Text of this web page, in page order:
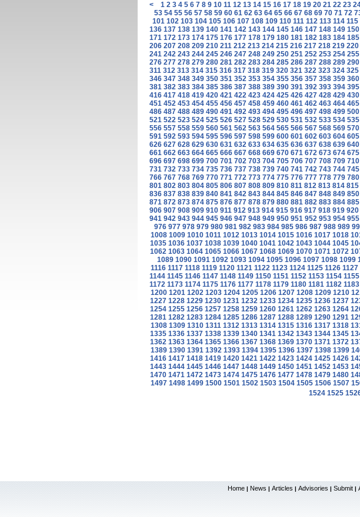
< 1 2 3 4 5 6 7 8 9 10 11 12 13 14 15 16 17 18 19 20 21 22 23
53 54 55 56 57 58 59 60 61 62 63 64 65 66 67 68 69 70 71 72
101 102 103 104 105 106 107 108 109 110 111 112 113 114 115
136 137 138 139 140 141 142 143 144 145 146 147 148 149 150
171 172 173 174 175 176 177 178 179 180 181 182 183 184 185
206 207 208 209 210 211 212 213 214 215 216 217 218 219 220
241 242 243 244 245 246 247 248 249 250 251 252 253 254 255
276 277 278 279 280 281 282 283 284 285 286 287 288 289 290
311 312 313 314 315 316 317 318 319 320 321 322 323 324 325
346 347 348 349 350 351 352 353 354 355 356 357 358 359 360
381 382 383 384 385 386 387 388 389 390 391 392 393 394 395
416 417 418 419 420 421 422 423 424 425 426 427 428 429 430
451 452 453 454 455 456 457 458 459 460 461 462 463 464 465
486 487 488 489 490 491 492 493 494 495 496 497 498 499 500
521 522 523 524 525 526 527 528 529 530 531 532 533 534 535
556 557 558 559 560 561 562 563 564 565 566 567 568 569 570
591 592 593 594 595 596 597 598 599 600 601 602 603 604 605
626 627 628 629 630 631 632 633 634 635 636 637 638 639 640
661 662 663 664 665 666 667 668 669 670 671 672 673 674 675
696 697 698 699 700 701 702 703 704 705 706 707 708 709 710
731 732 733 734 735 736 737 738 739 740 741 742 743 744 745
766 767 768 769 770 771 772 773 774 775 776 777 778 779 780
801 802 803 804 805 806 807 808 809 810 811 812 813 814 815
836 837 838 839 840 841 842 843 844 845 846 847 848 849 850
871 872 873 874 875 876 877 878 879 880 881 882 883 884 885
906 907 908 909 910 911 912 913 914 915 916 917 918 919 920
941 942 943 944 945 946 947 948 949 950 951 952 953 954 955
976 977 978 979 980 981 982 983 984 985 986 987 988 989
1008 1009 1010 1011 1012 1013 1014 1015 1016 1017 1018
1035 1036 1037 1038 1039 1040 1041 1042 1043 1044 1045
1062 1063 1064 1065 1066 1067 1068 1069 1070 1071 1072
1089 1090 1091 1092 1093 1094 1095 1096 1097 1098 1099
1116 1117 1118 1119 1120 1121 1122 1123 1124 1125 1126 1127
1144 1145 1146 1147 1148 1149 1150 1151 1152 1153 1154 1155
1172 1173 1174 1175 1176 1177 1178 1179 1180 1181 1182 1183
1200 1201 1202 1203 1204 1205 1206 1207 1208 1209 1210
1227 1228 1229 1230 1231 1232 1233 1234 1235 1236 1237
1254 1255 1256 1257 1258 1259 1260 1261 1262 1263 1264
1281 1282 1283 1284 1285 1286 1287 1288 1289 1290 1291
1308 1309 1310 1311 1312 1313 1314 1315 1316 1317 1318
1335 1336 1337 1338 1339 1340 1341 1342 1343 1344 1345
1362 1363 1364 1365 1366 1367 1368 1369 1370 1371 1372
1389 1390 1391 1392 1393 1394 1395 1396 1397 1398 1399
1416 1417 1418 1419 1420 1421 1422 1423 1424 1425 1426
1443 1444 1445 1446 1447 1448 1449 1450 1451 1452 1453
1470 1471 1472 1473 1474 1475 1476 1477 1478 1479 1480
1497 1498 1499 1500 1501 1502 1503 1504 1505 1506 1507
1524 1525
Home | News | Articles | Advisories | Submit |